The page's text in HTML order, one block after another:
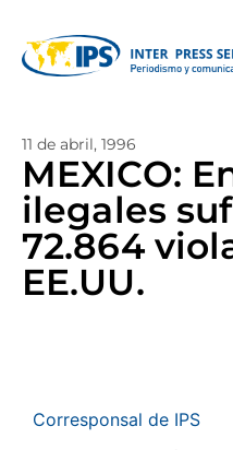
11 de abril, 1996
MEXICO:
ilegales
72.864
EE.UU.
Corresponsal de IPS